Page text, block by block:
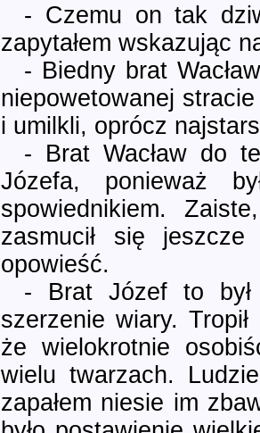
- Czemu on tak
zapytałem wskazując
- Biedny brat
niepowetowanej
i umilkli, oprócz
- Brat Wacław do
Józefa, ponieważ
spowiednikiem.
zasmucił się jeszcze
opowieść.
- Brat Józef to
szerzenie wiary.
że wielokrotnie
wielu twarzach.
zapałem niesie im